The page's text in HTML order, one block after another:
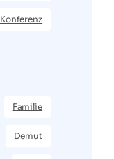
Konferenz
Familie
Demut